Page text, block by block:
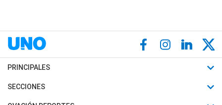
PRINCIPALES
Últimas Noticias
Política
SECCIONES